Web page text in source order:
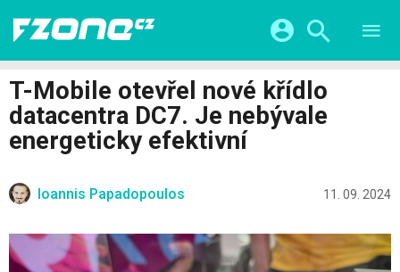
VIDEA
SERIÁLY
CHYTRÁ MĚSTA
ŽIVOT BUDOUCNOSTI
HRY A ZÁBAVA
Facebook Google
T-Mobile otevřel nové křídlo
datacentra DC7. Je nebývale
energeticky efektivní
Ioannis Papadopoulos 11. 09. 2024